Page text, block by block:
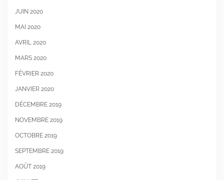
JUIN 2020
MAI 2020
AVRIL 2020
MARS 2020
FÉVRIER 2020
JANVIER 2020
DÉCEMBRE 2019
NOVEMBRE 2019
OCTOBRE 2019
SEPTEMBRE 2019
AOÛT 2019